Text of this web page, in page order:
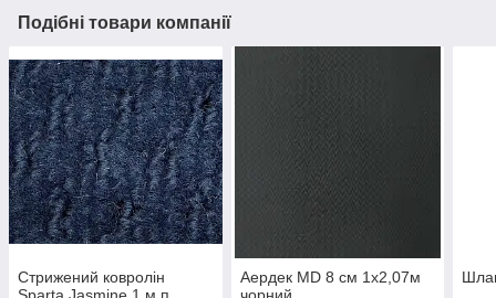
Подібні товари компанії
Стрижений ковролін
Аердек MD 8 см 1х2,07м